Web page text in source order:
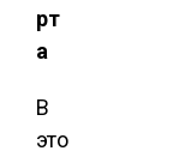
рт
а
В
это